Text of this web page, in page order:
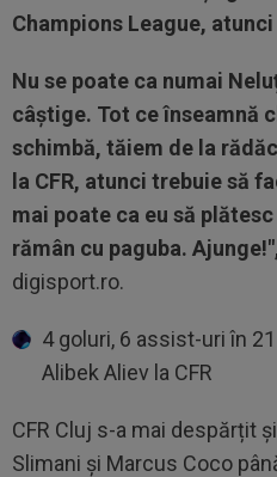
Champions League,
Nu se poate ca numai
câștige. Tot ce înseamnă
schimbă, tăiem de la
la CFR, atunci trebuie să
mai poate ca eu să
rămân cu paguba.
digisport.ro.
4 goluri, 6 assist-uri în
Alibek Aliev la CFR
CFR Cluj s-a mai despărțit
Slimani și Marcus Coco